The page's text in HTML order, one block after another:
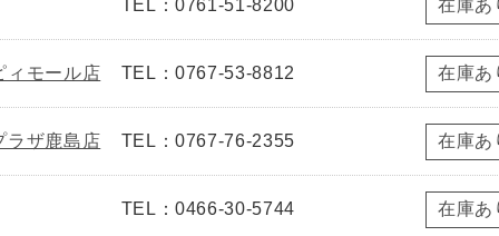
TEL：0761-51-8200 在庫あ
ィモール店 TEL：0767-53-8812 在庫あ
ラザ鹿島店 TEL：0767-76-2355 在庫あ
TEL：0466-30-5744 在庫あ